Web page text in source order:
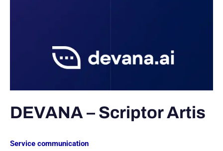
DEVANA – Scriptor Artis
Service communication